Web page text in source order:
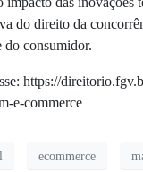
do direito da
do consumidor.
https://
e-commerce
ecommerce